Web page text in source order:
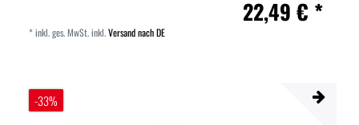
22,49 € *
*inkl. ges. MwSt.inkl.Versand nach DE
-33%